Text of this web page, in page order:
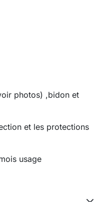
photos) ,bidon et
et les protections
usage